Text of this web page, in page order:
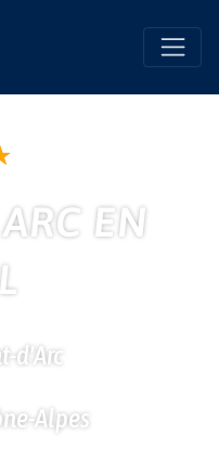
EN
d'Arc
Alpes